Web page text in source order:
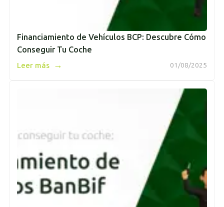
Financiamiento de Vehículos BCP: Descubre Cómo
Conseguir Tu Coche
01/08/2025
Leer más →